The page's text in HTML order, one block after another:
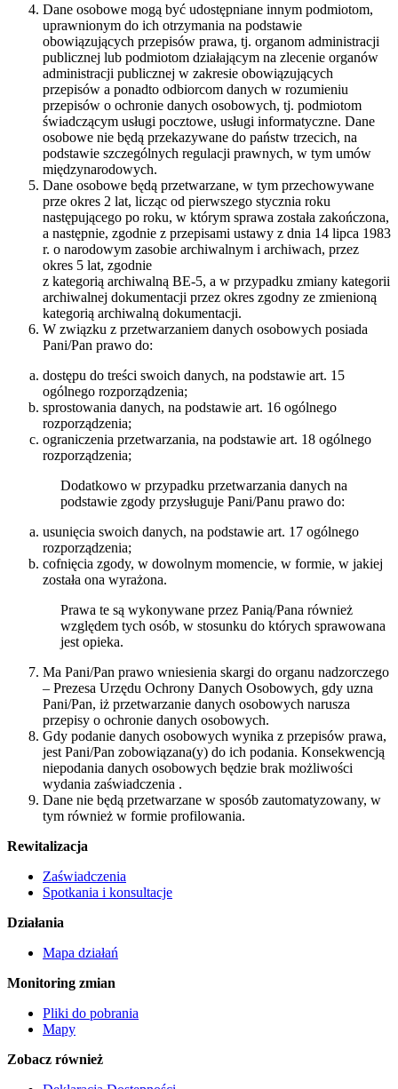
Dane osobowe mogą być udostępniane innym podmiotom,
uprawnionym do ich otrzymania na podstawie
obowiązujących przepisów prawa, tj. organom administracji
publicznej lub podmiotom działającym na zlecenie organów
administracji publicznej w zakresie obowiązujących
przepisów a ponadto odbiorcom danych w rozumieniu
przepisów o ochronie danych osobowych, tj. podmiotom
świadczącym usługi pocztowe, usługi informatyczne. Dane
osobowe nie będą przekazywane do państw trzecich, na
podstawie szczególnych regulacji prawnych, w tym umów
międzynarodowych.
Dane osobowe będą przetwarzane, w tym przechowywane
prze okres 2 lat, licząc od pierwszego stycznia roku
następującego po roku, w którym sprawa została zakończona,
a następnie, zgodnie z przepisami ustawy z dnia 14 lipca 1983
r. o narodowym zasobie archiwalnym i archiwach, przez
okres 5 lat, zgodnie
z kategorią archiwalną BE-5, a w przypadku zmiany kategorii
archiwalnej dokumentacji przez okres zgodny ze zmienioną
kategorią archiwalną dokumentacji.
W związku z przetwarzaniem danych osobowych posiada
Pani/Pan prawo do:
dostępu do treści swoich danych, na podstawie art. 15
ogólnego rozporządzenia;
sprostowania danych, na podstawie art. 16 ogólnego
rozporządzenia;
ograniczenia przetwarzania, na podstawie art. 18 ogólnego
rozporządzenia;
Dodatkowo w przypadku przetwarzania danych na
podstawie zgody przysługuje Pani/Panu prawo do:
usunięcia swoich danych, na podstawie art. 17 ogólnego
rozporządzenia;
cofnięcia zgody, w dowolnym momencie, w formie, w jakiej
została ona wyrażona.
Prawa te są wykonywane przez Panią/Pana również
względem tych osób, w stosunku do których sprawowana
jest opieka.
Ma Pani/Pan prawo wniesienia skargi do organu nadzorczego
– Prezesa Urzędu Ochrony Danych Osobowych, gdy uzna
Pani/Pan, iż przetwarzanie danych osobowych narusza
przepisy o ochronie danych osobowych.
Gdy podanie danych osobowych wynika z przepisów prawa,
jest Pani/Pan zobowiązana(y) do ich podania. Konsekwencją
niepodania danych osobowych będzie brak możliwości
wydania zaświadczenia .
Dane nie będą przetwarzane w sposób zautomatyzowany, w
tym również w formie profilowania.
Rewitalizacja
Zaświadczenia
Spotkania i konsultacje
Działania
Mapa działań
Monitoring zmian
Pliki do pobrania
Mapy
Zobacz również